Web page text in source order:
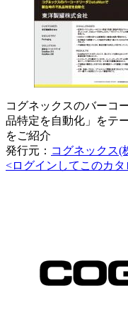
コグネックスのバーコ
品特定を自動化」をテ
をご紹介
発行元： コグネックス(
<ログインしてこのカ